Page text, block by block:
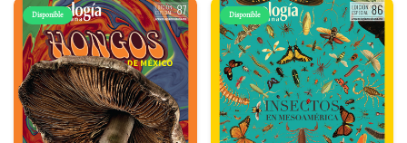
Disponible Disponible